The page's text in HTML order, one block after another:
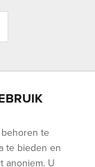
te
te bieden en
anoniem. U
KIJKDUIN
TAXATIES